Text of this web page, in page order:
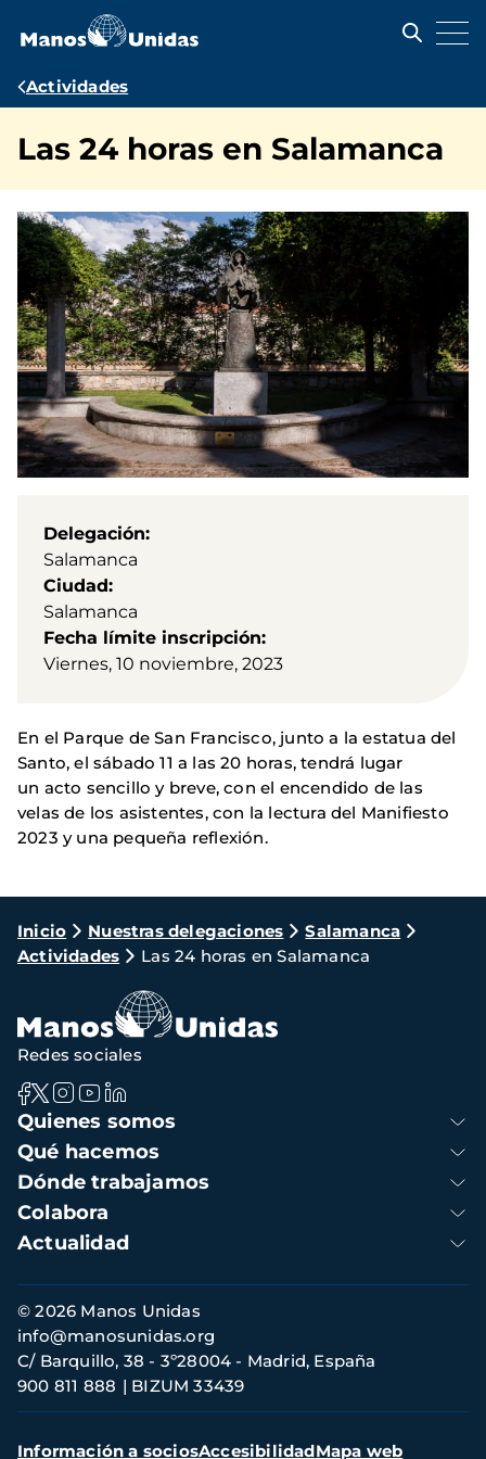
contenido
Ruta
navegación
Actividades
Las 24 horas en Salamanca
Delegación
Salamanca
Ciudad
Salamanca
Fecha límite inscripción
Viernes, 10 noviembre, 2023
En el Parque de San Francisco, junto a la estatua del
Santo, el sábado 11 a las 20 horas, tendrá lugar
un acto sencillo y breve, con el encendido de las
velas de los asistentes, con la lectura del Manifiesto
2023 y una pequeña reflexión.
Ruta
de
navegación
Inicio Nuestras delegaciones
Salamanca
Actividades
Las 24 horas en Salamanca
Navegación
principal
Quienes somos
Qué hacemos
Dónde trabajamos
Colabora
Actualidad
Redes sociales
Información
de
contacto
© 2026 Manos Unidas
C/ Barquillo, 38 - 3º28004 - Madrid, España
900 811 888
BIZUM 33439
info@manosunidas.org
Menú
Información a sociosAccesibilidadMapa web